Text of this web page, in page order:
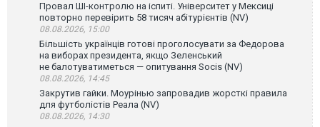
Провал ШІ-контролю на іспиті. Університет у Мексиці
повторно перевірить 58 тисяч абітурієнтів (NV)
08.08.2026, 15:00
Більшість українців готові проголосувати за Федорова
на виборах президента, якщо Зеленський
не балотуватиметься — опитування Socis (NV)
08.08.2026, 14:45
Закрутив гайки. Моурінью запровадив жорсткі правила
для футболістів Реала (NV)
08.08.2026, 14:30